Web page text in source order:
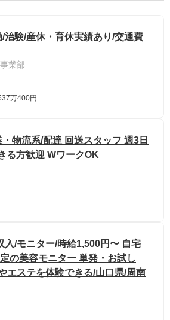
治験/産休・育休実績あり/交通費
業部
万400円
・物流系/配達 回送スタッフ 週3日
る方歓迎 WワークOK
入/モニター/時給1,500円〜 自宅
の美容モニター 単発・お試し
エステを体験できる/山口県/周南